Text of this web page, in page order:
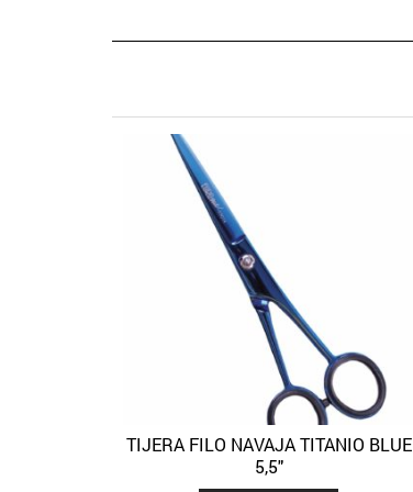
Añadir a la lista de deseos Quick View
TIJERA FILO NAVAJA TITANIO BLUE
5,5″